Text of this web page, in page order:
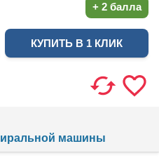
+ 2 балла
КУПИТЬ В 1 КЛИК
машины